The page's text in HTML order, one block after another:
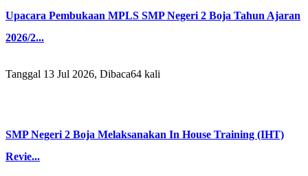
Upacara Pembukaan MPLS SMP Negeri 2 Boja Tahun Ajaran
2026/2...
Tanggal 13 Jul 2026, Dibaca64 kali
SMP Negeri 2 Boja Melaksanakan In House Training (IHT)
Revie...